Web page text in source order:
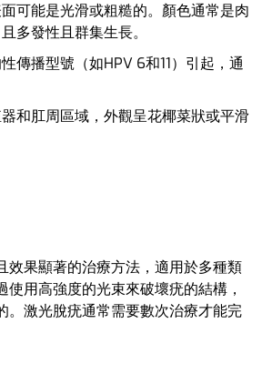
可能是光滑或粗糙的。顏色通常是肉
多發性且群集生長。
性傳播型號（如HPV 6和11）引起，通
和肛周區域，外觀呈花椰菜狀或平滑
效果顯著的治療方法，適用於多種類
使用高強度的光束來破壞疣的結構，
。激光脫疣通常需要數次治療才能完